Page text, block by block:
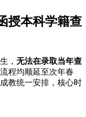
授本科学籍查
， 无法在录取当年查
程均顺延至次年春
教统一安排，核心时